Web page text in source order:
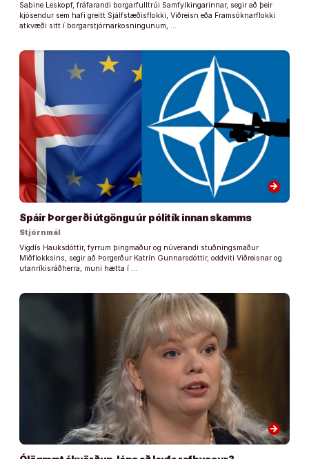
Sabine Leskopf, fráfarandi borgarfulltrúi Samfylkingarinnar, segir að þeir
kjósendur sem hafi greitt Sjálfstæðisflokki, Viðreisn eða Framsóknarflokki
atkvæði sitt í borgarstjórnarkosningunum, …
arrow_forward
Spáir Þorgerði útgöngu úr pólitík innan skamms
Stjórnmál
Vigdís Hauksdóttir, fyrrum þingmaður og núverandi stuðningsmaður
Miðflokksins, segir að Þorgerður Katrín Gunnarsdóttir, oddviti Viðreisnar og
utanríkisráðherra, muni hætta í …
arrow_forward